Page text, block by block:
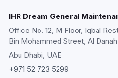
IHR Dream General
Office No. 12, M Floor, Iqbal
Bin Mohammed Street, Al
Abu Dhabi, UAE
+971 52 723 5299